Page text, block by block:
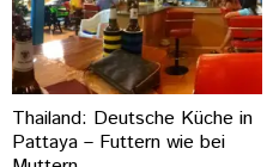
Thailand: Deutsche Küche in
Pattaya – Futtern wie bei